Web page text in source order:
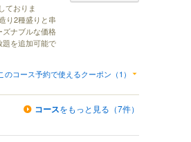
ておりま
り2種盛りと串
ズナブルな価格
題を追加可能で
のコース予約で使えるクーポン（1）
コースをもっと見る（7件）